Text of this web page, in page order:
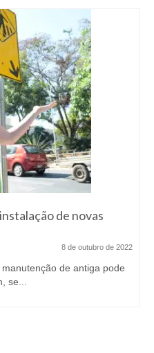
de novas
8 de outubro de 2022
de antiga pode
se...